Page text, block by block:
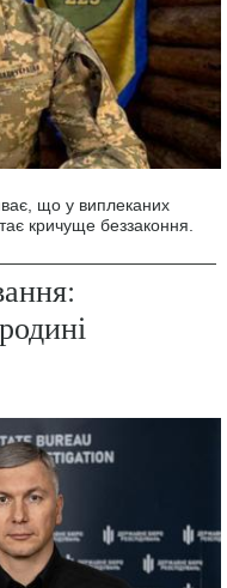
що у виплеканих
кричуще беззаконня.